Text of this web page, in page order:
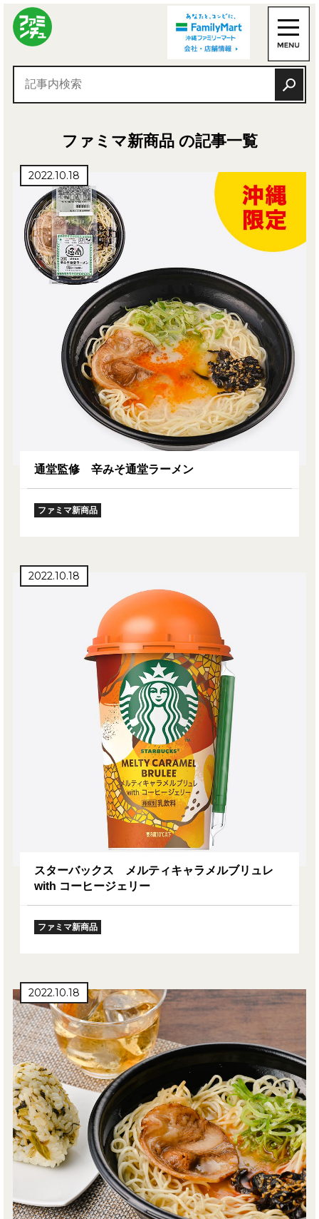
ファミマ新商品 の記事一覧
2022.10.18
通堂監修 辛みそ通堂ラーメン
ファミマ新商品
2022.10.18
スターバックス メルティキャラメルブリュレ
with コーヒージェリー
ファミマ新商品
2022.10.18